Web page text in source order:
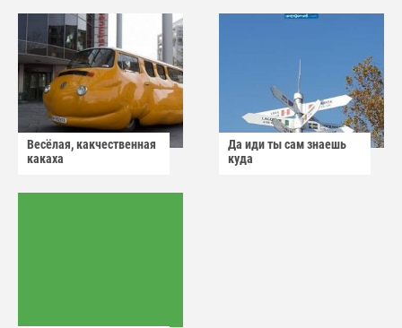
Весёлая, какчественная
какаха
Да иди ты сам знаешь
куда